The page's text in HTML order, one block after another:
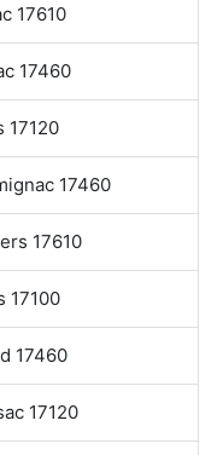
17610
17460
17120
17460
17610
17100
17460
17120